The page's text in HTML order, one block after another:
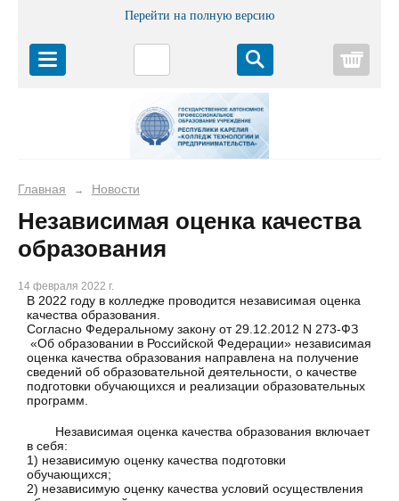
Перейти на полную версию
Главная → Новости
Независимая оценка качества
образования
14 февраля 2022 г.
В 2022 году в колледже проводится независимая оценка
качества образования.
Согласно Федеральному закону от 29.12.2012 N 273-ФЗ
«Об образовании в Российской Федерации» независимая
оценка качества образования направлена на получение
сведений об образовательной деятельности, о качестве
подготовки обучающихся и реализации образовательных
программ.
Независимая оценка качества образования включает
в себя:
1) независимую оценку качества подготовки
обучающихся;
2) независимую оценку качества условий осуществления